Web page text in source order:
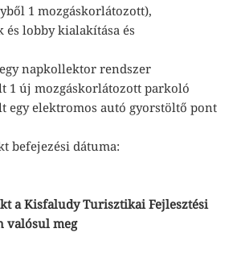
1 mozgáskorlátozott),
lobby kialakítása és
napkollektor rendszer
1 új mozgáskorlátozott parkoló
egy elektromos autó gyorstöltő pont
befejezési dátuma:
a Kisfaludy Turisztikai Fejlesztési
valósul meg